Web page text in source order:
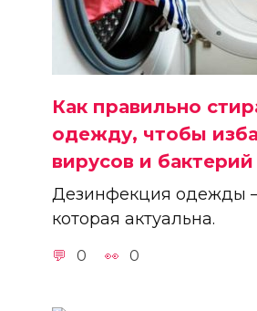
Как правильно
одежду, чтобы
вирусов и бактерий
Дезинфекция одежды
которая актуальна.
0 0